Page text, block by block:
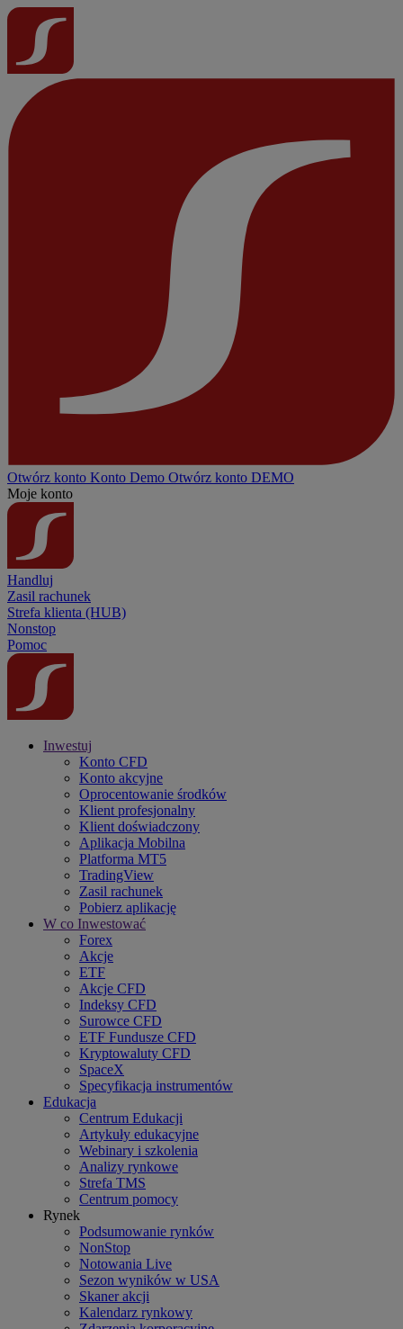
Otwórz konto Konto Demo Otwórz konto DEMO
Moje konto
Handluj
Zasil rachunek
Strefa klienta (HUB)
Nonstop
Pomoc
Inwestuj
Konto CFD
Konto akcyjne
Oprocentowanie środków
Klient profesjonalny
Klient doświadczony
Aplikacja Mobilna
Platforma MT5
TradingView
Zasil rachunek
Pobierz aplikację
W co Inwestować
Forex
Akcje
ETF
Akcje CFD
Indeksy CFD
Surowce CFD
ETF Fundusze CFD
Kryptowaluty CFD
SpaceX
Specyfikacja instrumentów
Edukacja
Centrum Edukacji
Artykuły edukacyjne
Webinary i szkolenia
Analizy rynkowe
Strefa TMS
Centrum pomocy
Rynek
Podsumowanie rynków
NonStop
Notowania Live
Sezon wyników w USA
Skaner akcji
Kalendarz rynkowy